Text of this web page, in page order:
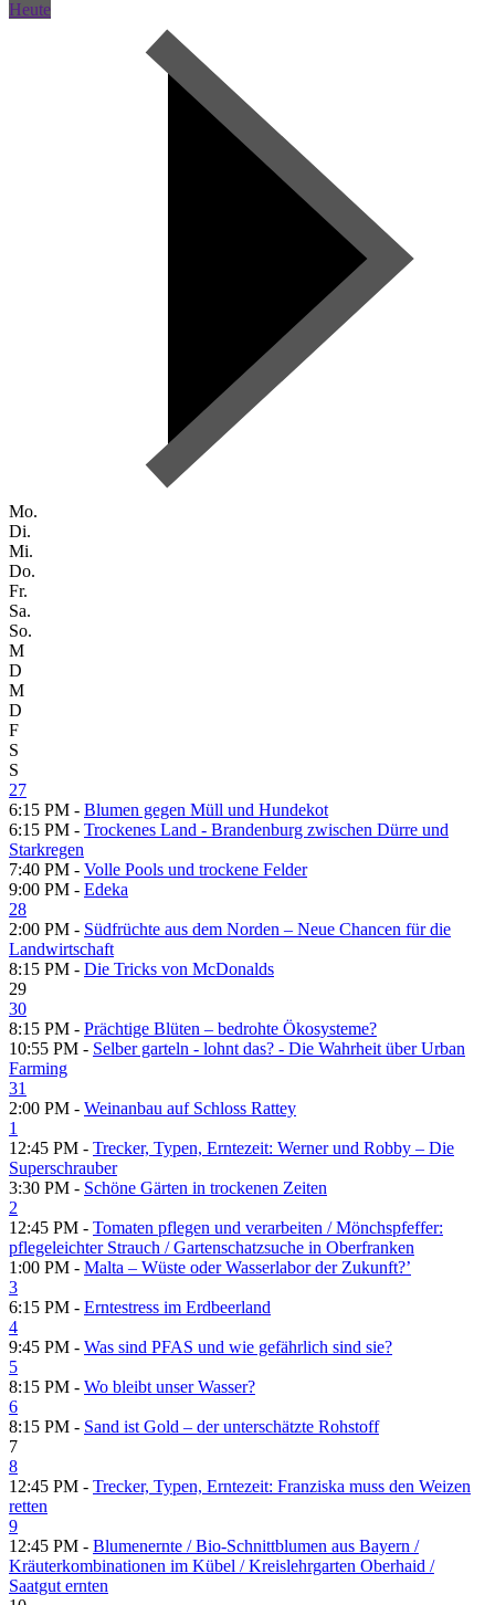
Heute
Mo.
Di.
Mi.
Do.
Fr.
Sa.
So.
M
D
M
D
F
S
S
27
6:15 PM - Blumen gegen Müll und Hundekot
6:15 PM - Trockenes Land - Brandenburg zwischen Dürre und
Starkregen
7:40 PM - Volle Pools und trockene Felder
9:00 PM - Edeka
28
2:00 PM - Südfrüchte aus dem Norden – Neue Chancen für die
Landwirtschaft
8:15 PM - Die Tricks von McDonalds
29
30
8:15 PM - Prächtige Blüten – bedrohte Ökosysteme?
10:55 PM - Selber garteln - lohnt das? - Die Wahrheit über Urban
Farming
31
2:00 PM - Weinanbau auf Schloss Rattey
1
12:45 PM - Trecker, Typen, Erntezeit: Werner und Robby – Die
Superschrauber
3:30 PM - Schöne Gärten in trockenen Zeiten
2
12:45 PM - Tomaten pflegen und verarbeiten /​ Mönchspfeffer:
pflegeleichter Strauch /​ Gartenschatzsuche in Oberfranken
1:00 PM - Malta – Wüste oder Wasserlabor der Zukunft?’
3
6:15 PM - Erntestress im Erdbeerland
4
9:45 PM - Was sind PFAS und wie gefährlich sind sie?
5
8:15 PM - Wo bleibt unser Wasser?
6
8:15 PM - Sand ist Gold – der unterschätzte Rohstoff
7
8
12:45 PM - Trecker, Typen, Erntezeit: Franziska muss den Weizen
retten
9
12:45 PM - Blumenernte /​ Bio-Schnittblumen aus Bayern /​
Kräuterkombinationen im Kübel /​ Kreislehrgarten Oberhaid /​
Saatgut ernten